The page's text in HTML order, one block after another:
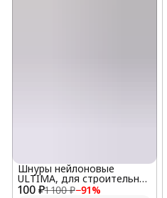
100 ₽1 100 ₽−91%
Шнуры нейлоновые
ULTIMA, для строительных
работ